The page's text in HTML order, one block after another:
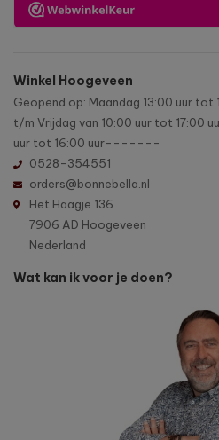
Winkel Hoogeveen
Geopend op: Maandag 13:00 uur
t/m Vrijdag van 10:00 uur tot
uur tot 16:00 uur-------
0528-354551
orders@bonnebella.nl
Het Haagje 136
7906 AD Hoogeveen
Nederland
Wat kan ik voor je doen?